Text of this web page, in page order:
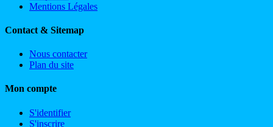
Mentions Légales
Contact & Sitemap
Nous contacter
Plan du site
Mon compte
S'identifier
S'inscrire